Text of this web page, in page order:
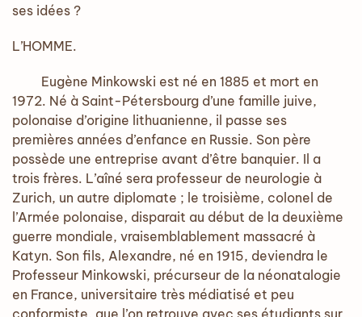
ses idées ?
L’HOMME.
Eugène Minkowski est né en 1885 et mort en
1972. Né à Saint-Pétersbourg d’une famille juive,
polonaise d’origine lithuanienne, il passe ses
premières années d’enfance en Russie. Son père
possède une entreprise avant d’être banquier. Il a
trois frères. L’aîné sera professeur de neurologie à
Zurich, un autre diplomate ; le troisième, colonel de
l’Armée polonaise, disparait au début de la deuxième
guerre mondiale, vraisemblablement massacré à
Katyn. Son fils, Alexandre, né en 1915, deviendra le
Professeur Minkowski, précurseur de la néonatalogie
en France, universitaire très médiatisé et peu
conformiste, que l’on retrouve avec ses étudiants sur